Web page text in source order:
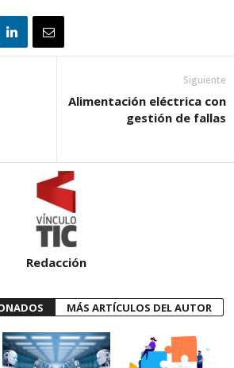
Siguiente
Alimentación eléctrica con
gestión de fallas
Redacción
MÁS ARTÍCULOS DEL AUTOR